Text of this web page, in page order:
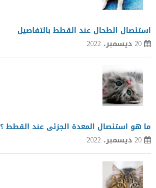
استئصال الطحال عند القطط بالتفاصيل
20 ديسمبر، 2022
ما هو استئصال المعدة الجزئى عند القطط ؟
20 ديسمبر، 2022